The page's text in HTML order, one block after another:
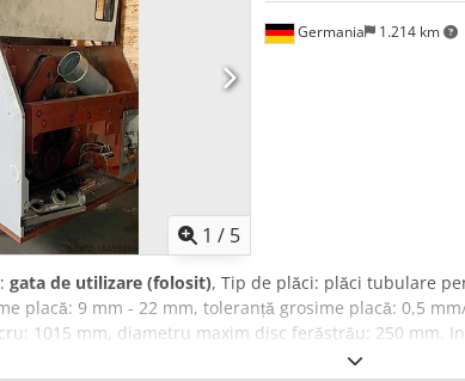
1 / 5
Germania 1.214 km
gata de utilizare (folosit), Tip de plăci: plăci tubulare
placă: 9 mm - 22 mm, toleranță grosime placă: 0,5
1015 mm, diametru maxim disc ferăstrău: 250 mm.